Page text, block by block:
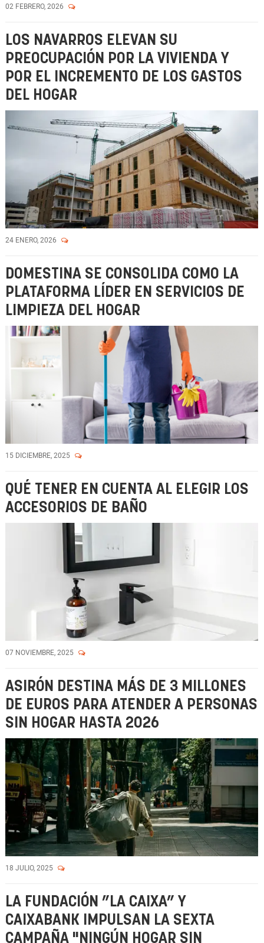
02 FEBRERO, 2026
LOS NAVARROS ELEVAN SU
PREOCUPACIÓN POR LA VIVIENDA Y
POR EL INCREMENTO DE LOS GASTOS
DEL HOGAR
24 ENERO, 2026
DOMESTINA SE CONSOLIDA COMO LA
PLATAFORMA LÍDER EN SERVICIOS DE
LIMPIEZA DEL HOGAR
15 DICIEMBRE, 2025
QUÉ TENER EN CUENTA AL ELEGIR LOS
ACCESORIOS DE BAÑO
07 NOVIEMBRE, 2025
ASIRÓN DESTINA MÁS DE 3 MILLONES
DE EUROS PARA ATENDER A PERSONAS
SIN HOGAR HASTA 2026
18 JULIO, 2025
LA FUNDACIÓN ”LA CAIXA” Y
CAIXABANK IMPULSAN LA SEXTA
CAMPAÑA "NINGÚN HOGAR SIN